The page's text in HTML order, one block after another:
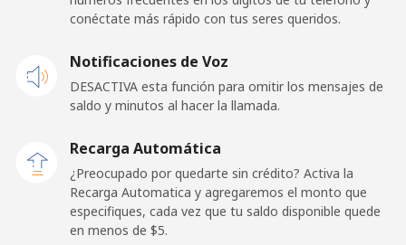
Tokelau
country
⁦217.5¢⁩
Tonga
conéctate más rápido con tus seres queridos.
Notificaciones de Voz
DESACTIVA esta función para omitir los mensajes de
saldo y minutos al hacer la llamada.
Recarga Automática
¿Preocupado por quedarte sin crédito? Activa la
Recarga Automatica y agregaremos el monto que
especifiques, cada vez que tu saldo disponible quede
en menos de ⁦$5⁩.